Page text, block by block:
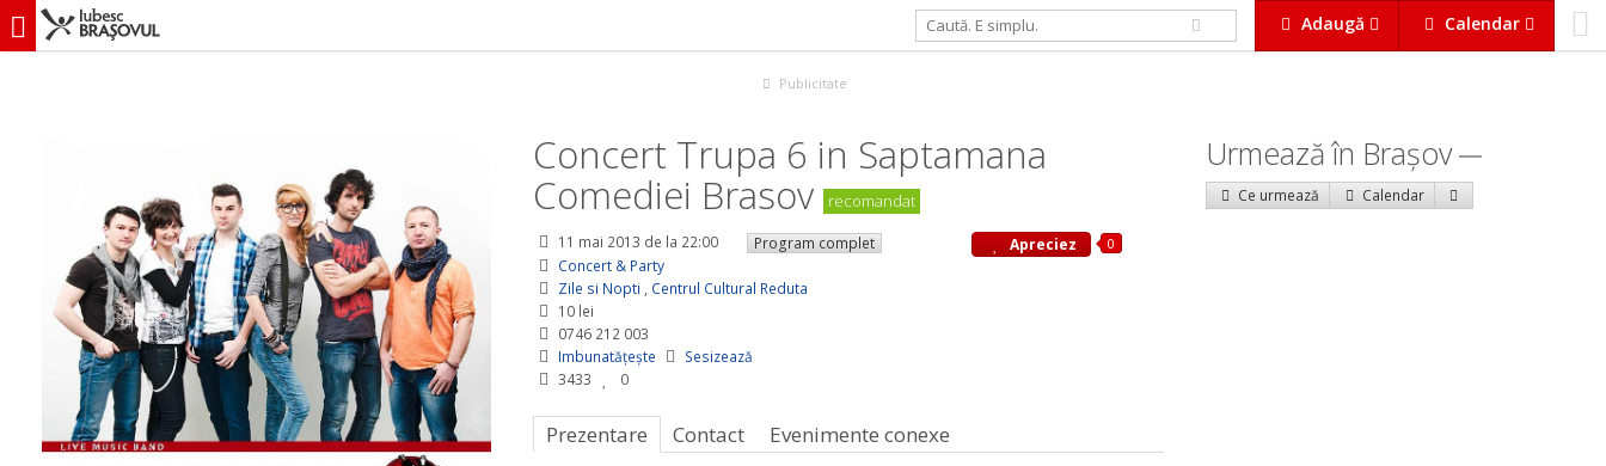
Adaugă Calendar
iubescbraşovul.ro
Publicitate
Concert Trupa 6 in Saptamana
Comediei Brasov
recomandat
11 mai 2013 de la 22:00
Program complet
Concert & Party
Zile si Nopti , Centrul Cultural Reduta
10 lei
0746 212 003
Imbunatățește
Sesizează
3433
0
Apreciez 0
Prezentare Contact Evenimente conexe
Urmează în Braşov
Ce urmează Calendar